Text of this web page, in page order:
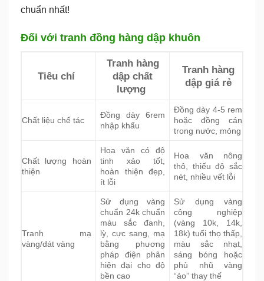
chuẩn nhất!
Đối với tranh đồng hàng dập khuôn
Tiêu chí
Tranh hàng
dập chất
lượng
Tranh hàng
dập giá rẻ
Chất liệu chế tác
Đồng dày 6rem
nhập khẩu
Đồng dày 4-5 rem
hoặc đồng cán
trong nước, mỏng
Chất lượng hoàn
thiện
Hoa văn có độ
tinh xảo tốt,
hoàn thiện đẹp,
ít lỗi
Hoa văn nông
thô, thiếu độ sắc
nét, nhiều vết lỗi
Tranh mạ
vàng/dát vàng
Sử dụng vàng
chuẩn 24k chuẩn
màu sắc đanh,
lỳ, cực sang, mạ
bằng phương
pháp điện phân
hiện đại cho độ
bền cao
Sử dụng vàng
công nghiệp
(vàng 10k, 14k,
18k) tuổi thọ thấp,
màu sắc nhạt,
sáng bóng hoặc
phủ nhũ vàng
“ảo” thay thế